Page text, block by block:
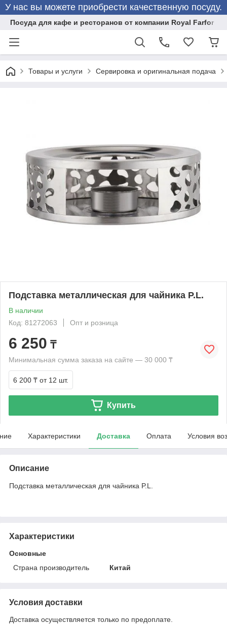
У нас вы можете приобрести качественную посуду.
Посуда для кафе и ресторанов от компании Royal Farfor
Товары и услуги Сервировка и оригинальная подача
Подставка металлическая для чайника P.L.
В наличии
Код: 81272063
Опт и розница
6 250 ₸
Минимальная сумма заказа на сайте — 30 000 ₸
6 200 ₸ от 12 шт.
Купить
Характеристики Доставка Оплата Условия
Описание
Подставка металлическая для чайника P.L.
Характеристики
Основные
Страна производитель
Китай
Условия доставки
Доставка осуществляется только по предоплате.